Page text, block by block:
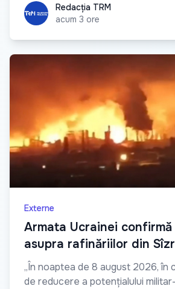
Redacția TRM
Redacția TRM
acum 3 ore
Externe
Armata Ucrainei
asupra rafinăriilor din
„În noaptea de 8 august 2026, în
de reducere a potențialului